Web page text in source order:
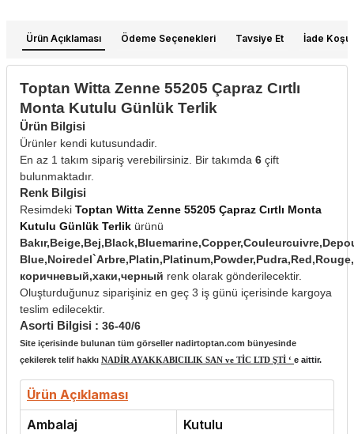
Ürün Açıklaması Ödeme Seçenekleri Tavsiye Et İade
Toptan Witta Zenne 55205 Çapraz Cırtlı
Monta Kutulu Günlük Terlik
Ürün Bilgisi
Ürünler kendi kutusundadir.
En az 1 takım sipariş verebilirsiniz. Bir takımda 6 çift
bulunmaktadır.
Renk Bilgisi
Resimdeki Toptan Witta Zenne 55205 Çapraz Cırtlı Monta
Kutulu Günlük Terlik ürünü
коричневый,хаки,черный renk olarak gönderilecektir.
Oluşturduğunuz siparişiniz en geç 3 iş günü içerisinde kargoya
teslim edilecektir.
Asorti Bilgisi : 36-40/6
Site içerisinde bulunan tüm görseller nadirtoptan.com bünyesinde
çekilerek telif hakkı NADİR AYAKKABICILIK SAN ve TİC LTD ŞTİ ‘ e aittir.
Ürün Açıklaması
Ambalaj
Kutulu